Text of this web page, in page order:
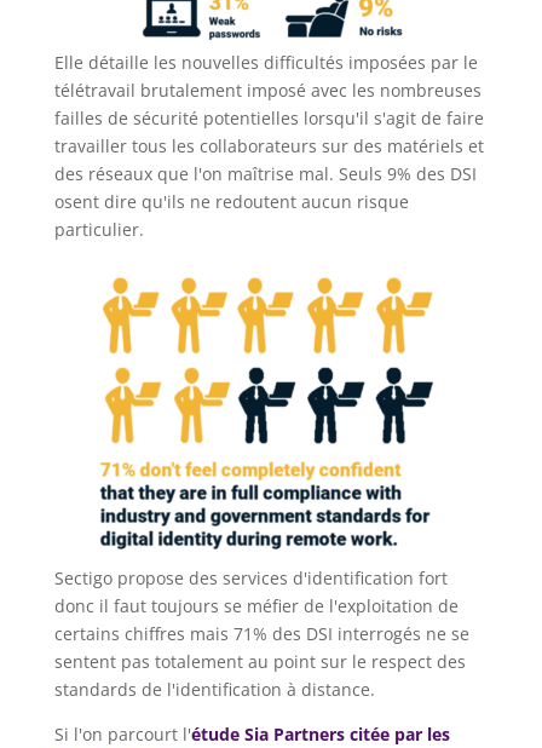
Elle détaille les nouvelles difficultés imposées par le
télétravail brutalement imposé avec les nombreuses
failles de sécurité potentielles lorsqu'il s'agit de faire
travailler tous les collaborateurs sur des matériels et
des réseaux que l'on maîtrise mal. Seuls 9% des DSI
osent dire qu'ils ne redoutent aucun risque
particulier.
Sectigo propose des services d'identification fort
donc il faut toujours se méfier de l'exploitation de
certains chiffres mais 71% des DSI interrogés ne se
sentent pas totalement au point sur le respect des
standards de l'identification à distance.
Si l'on parcourt l'étude Sia Partners citée par les